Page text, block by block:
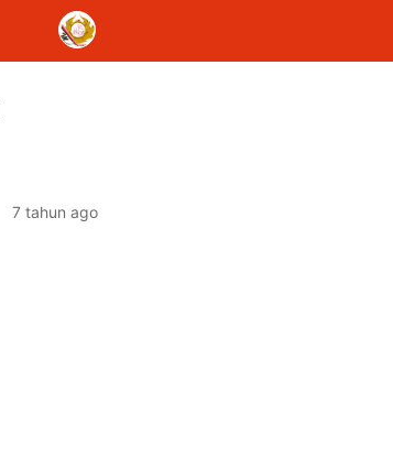
7 tahun ago